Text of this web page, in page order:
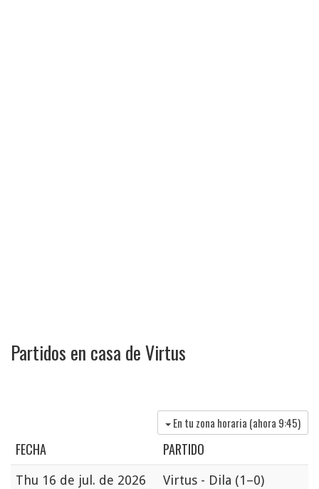
Partidos en casa de Virtus
En tu zona horaria (ahora 9:45)
FECHA PARTIDO
Thu 16 de jul. de 2026
Virtus - Dila (1–0)